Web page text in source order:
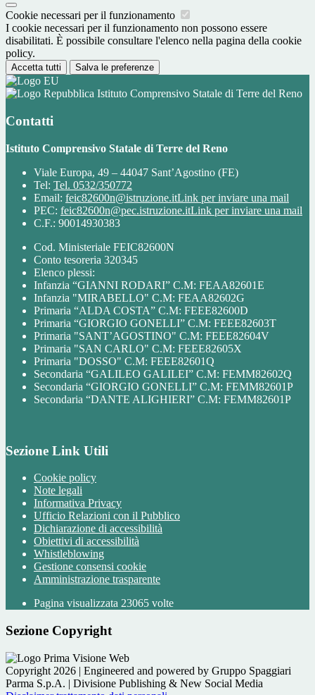
Cookie necessari per il funzionamento
I cookie necessari per il funzionamento non possono essere
disabilitati. È possibile consultare l'elenco nella pagina della cookie
policy.
Accetta tutti Salva le preferenze
Istituto Comprensivo Statale di Terre del Reno
Contatti
Istituto Comprensivo Statale di Terre del Reno
Viale Europa, 49 – 44047 Sant’Agostino (FE)
Tel: Tel. 0532/350772
Email: feic82600n@istruzione.itLink per inviare una mail
PEC: feic82600n@pec.istruzione.itLink per inviare una mail
C.F.: 90014930383
Cod. Ministeriale FEIC82600N
Conto tesoreria 320345
Elenco plessi:
Infanzia “GIANNI RODARI” C.M: FEAA82601E
Infanzia "MIRABELLO" C.M: FEAA82602G
Primaria “ALDA COSTA” C.M: FEEE82600D
Primaria “GIORGIO GONELLI” C.M: FEEE82603T
Primaria "SANT’AGOSTINO" C.M: FEEE82604V
Primaria "SAN CARLO" C.M: FEEE82605X
Primaria "DOSSO" C.M: FEEE82601Q
Secondaria “GALILEO GALILEI” C.M: FEMM82602Q
Secondaria “GIORGIO GONELLI” C.M: FEMM82601P
Secondaria “DANTE ALIGHIERI” C.M: FEMM82601P
Sezione Link Utili
Cookie policy
Note legali
Informativa Privacy
Ufficio Relazioni con il Pubblico
Dichiarazione di accessibilità
Obiettivi di accessibilità
Whistleblowing
Gestione consensi cookie
Amministrazione trasparente
Pagina visualizzata 23065 volte
Sezione Copyright
Copyright 2026 | Engineered and powered by Gruppo Spaggiari
Parma S.p.A. | Divisione Publishing & New Social Media